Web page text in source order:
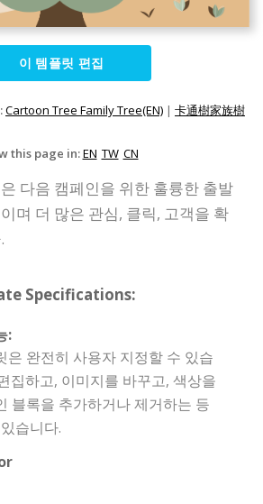
이 템플릿 편집
Cartoon Tree Family Tree(EN) | 卡通樹家族樹
this page in:EN TW CN
다음 캠페인을 위한 훌륭한 출발
며 더 많은 관심, 클릭, 고객을 확
Specifications:
:
은 완전히 사용자 지정할 수 있습
집하고, 이미지를 바꾸고, 색상을
블록을 추가하거나 제거하는 등
습니다.